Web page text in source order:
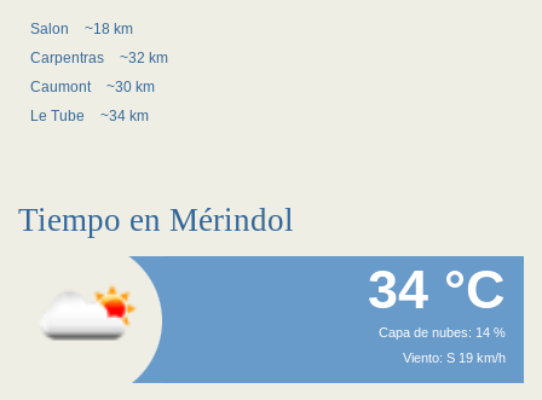
Salon
~18 km
Carpentras
~32 km
Caumont
~30 km
Le Tube
~34 km
Tiempo en Mérindol
34 °C
Capa de nubes: 14 %
Viento: S 19 km/h